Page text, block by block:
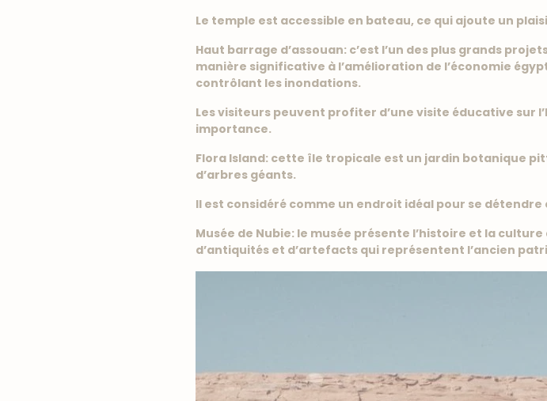
Le temple est accessible en bateau, ce qui ajoute un
Haut barrage d’assouan: c’est l’un des plus grands
manière significative à l’amélioration de l’économie
contrôlant les inondations.
Les visiteurs peuvent profiter d’une visite éducative sur
importance.
Flora Island: cette île tropicale est un jardin botanique
d’arbres géants.
Il est considéré comme un endroit idéal pour se
Musée de Nubie: le musée présente l’histoire et la
d’antiquités et d’artefacts qui représentent l’ancien